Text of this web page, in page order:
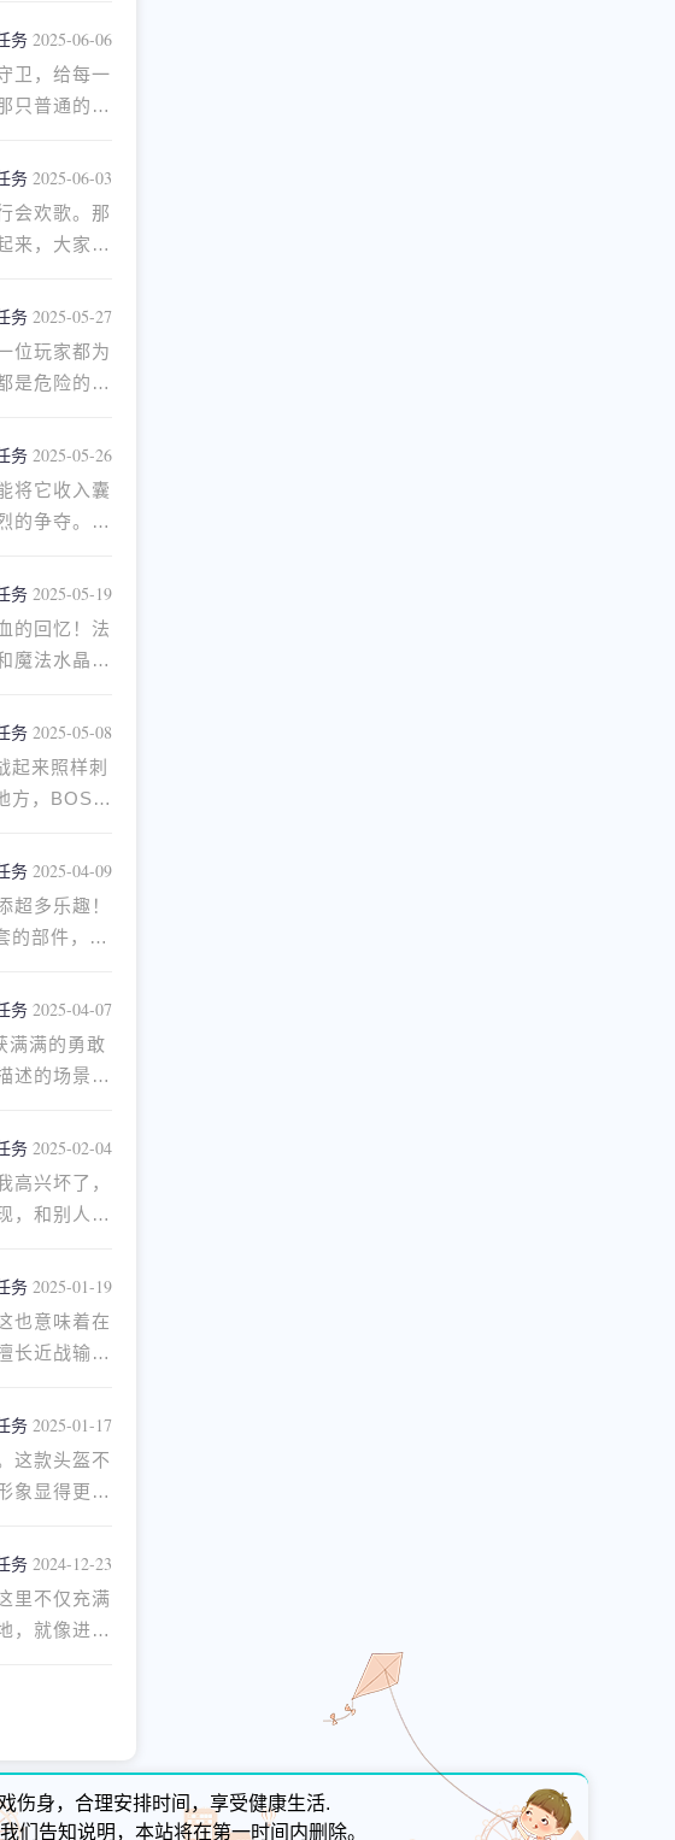
卫，给每一
只普通的钉
务 2025-06-06
会欢歌。那
来，大家纷
务 2025-06-03
位玩家都为
是危险的地
务 2025-05-27
将它收入囊
的争夺。我
务 2025-05-26
的回忆！法
魔法水晶打
务 2025-05-19
起来照样刺
方，BOSS
务 2025-05-08
超多乐趣！
的部件，获
务 2025-04-09
满满的勇敢
述的场景和
务 2025-04-07
高兴坏了，
，和别人一
务 2025-02-04
也意味着在
长近战输出
务 2025-01-19
这款头盔不
象显得更加
务 2025-01-17
里不仅充满
，就像进入
务 2024-12-23
伤身，合理安排时间，享受健康生活.
们告知说明，本站将在第一时间内删除。